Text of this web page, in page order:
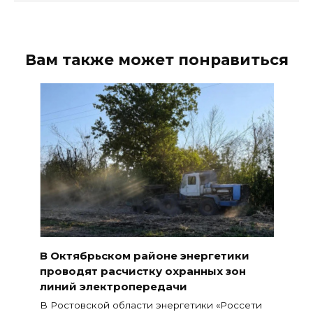
Вам также может понравиться
В Октябрьском районе энергетики
проводят расчистку охранных зон
линий электропередачи
В Ростовской области энергетики «Россети